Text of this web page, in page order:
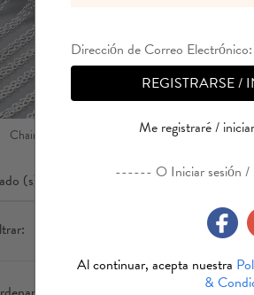
Chain Necklace Collar
(s)
Dirección de Correo Electrónico:
REGISTRARSE /
Me registraré /
------ O Iniciar sesión
Al continuar, acepta nuestra
&